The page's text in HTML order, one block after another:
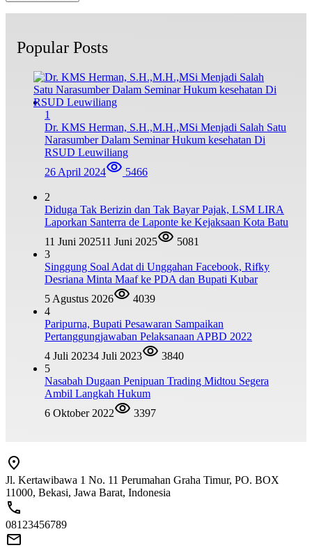
Popular Posts
1
Dr. KMS Herman, S.H.,M.H.,MSi Menjadi Salah Satu
Narasumber Dalam Seminar Hukum kesehatan Di
RSUD Leuwiliang
26 April 2024
5466
2
Diduga Tak Berizin dan Tak Bayar Pajak, LSM LIRA
Laporkan Santerra de Laponte ke Kejaksaan Kota Batu
11 Juni 202511 Juni 2025
5081
3
Singgung Soal Adat di Unggahan Facebook, Rifky
Desriana Minta Maaf ke PDA dan Bupati Kubar
5 Agustus 2026
4039
4
Paripurna, Bupati Pesawaran Sampaikan
Pertanggungjawaban Pelaksanaan APBD 2022
4 Juli 20234 Juli 2023
3840
5
Nasabah Dugaan Penipuan Trading Midtou Segera
Ambil Langkah Hukum
6 Oktober 2022
3397
Jl. Kertawibawa 1 No. 11 Perumahan Graha Timur, PO. BOX
11000, Bekasi, Jawa Barat, Indonesia
08123456789